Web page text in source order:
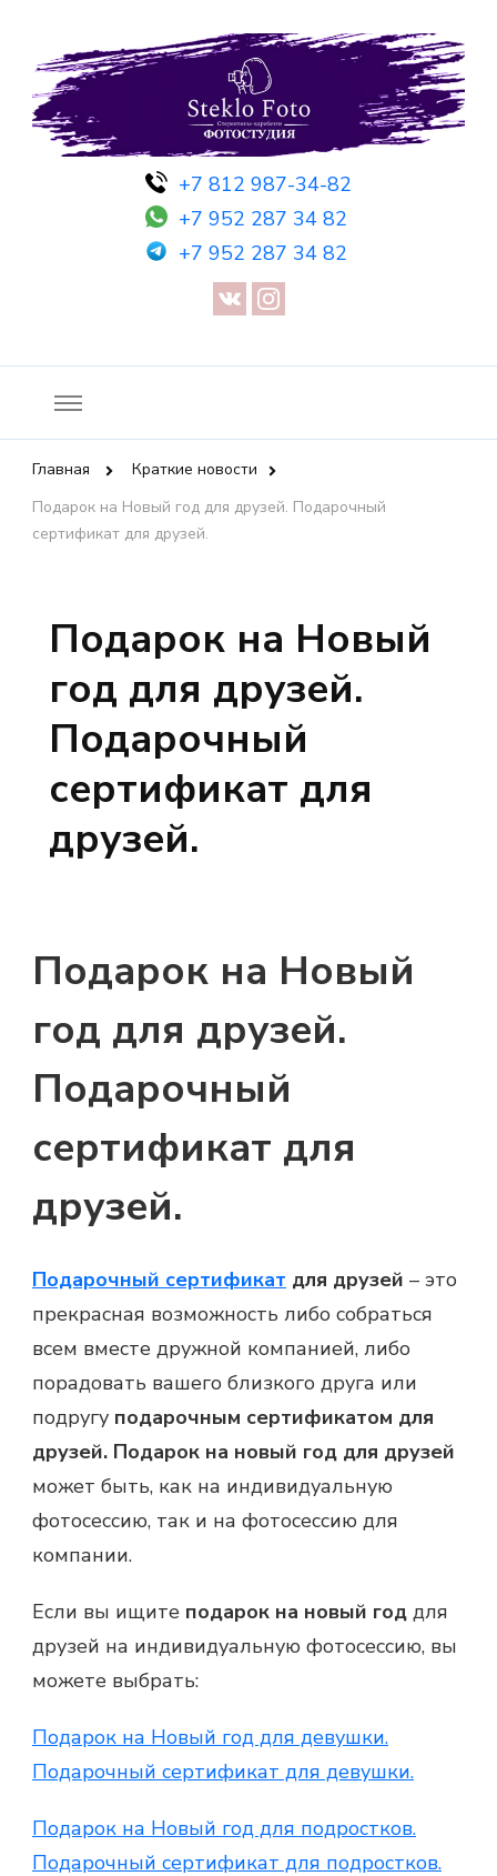
+7 812 987-34-82
+7 952 287 34 82
+7 952 287 34 82
Фотостудия SF
Фотосессия в студии СПб — Фотосессия в Санкт-Петербурге
— Предметная съемка — Невидимый манекен — Прозрачный
манекен — Сертификат на фотосессию
Главная
Краткие новости
Подарок на Новый год для друзей. Подарочный
сертификат для друзей.
Подарок на Новый
год для друзей.
Подарочный
сертификат для
друзей.
Подарок на Новый
год для друзей.
Подарочный
сертификат для
друзей.
Подарочный сертификат для друзей – это
прекрасная возможность либо собраться
всем вместе дружной компанией, либо
порадовать вашего близкого друга или
подругу подарочным сертификатом для
друзей. Подарок на новый год для друзей
может быть, как на индивидуальную
фотосессию, так и на фотосессию для
компании.
Если вы ищите подарок на новый год для
друзей на индивидуальную фотосессию, вы
можете выбрать:
Подарок на Новый год для девушки.
Подарочный сертификат для девушки.
Подарок на Новый год для подростков.
Подарочный сертификат для подростков.